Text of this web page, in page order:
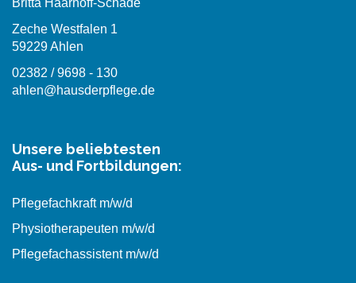
Britta Haarhoff-Schade
Zeche Westfalen 1
59229 Ahlen
02382 / 9698 - 130
ahlen@hausderpflege.de
Unsere beliebtesten
Aus- und Fortbildungen:
Pflegefachkraft m/w/d
Physiotherapeuten m/w/d
Pflegefachassistent m/w/d